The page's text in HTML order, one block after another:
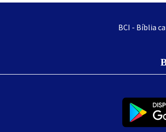
BCI - Bíblia